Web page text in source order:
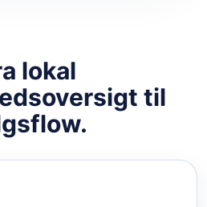
lokal
til